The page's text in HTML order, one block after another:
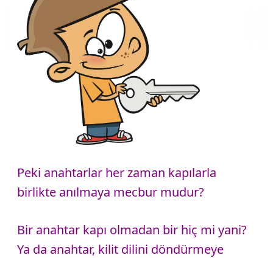
Peki anahtarlar her zaman kapılarla
birlikte anılmaya mecbur mudur?
Bir anahtar kapı olmadan bir hiç mi yani?
Ya da anahtar, kilit dilini döndürmeye